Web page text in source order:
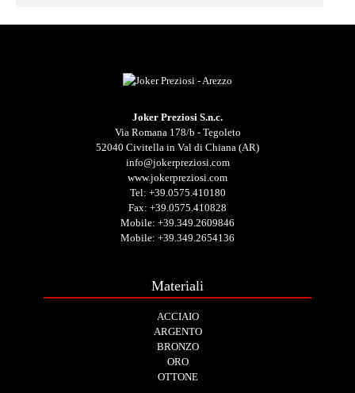
Joker Preziosi S.n.c.
Via Romana 178/b - Tegoleto
52040 Civitella in Val di Chiana (AR)
info@jokerpreziosi.com
www.jokerpreziosi.com
Tel: +39.0575.410180
Fax: +39.0575.410828
Mobile: +39.349.2609846
Mobile: +39.349.2654136
Materiali
ACCIAIO
ARGENTO
BRONZO
ORO
OTTONE